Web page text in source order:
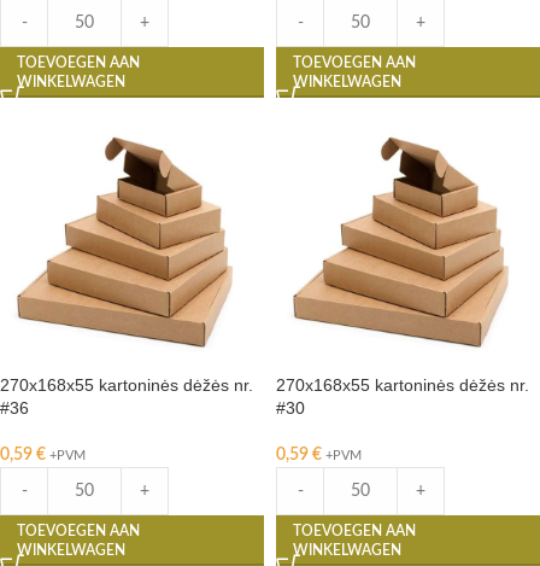
- +
TOEVOEGEN AAN
WINKELWAGEN
- +
TOEVOEGEN AAN
WINKELWAGEN
270x168x55 kartoninės dėžės nr.
#36
0,59 € +PVM
- +
TOEVOEGEN AAN
WINKELWAGEN
270x168x55 kartoninės dėžės nr.
#30
0,59 € +PVM
- +
TOEVOEGEN AAN
WINKELWAGEN